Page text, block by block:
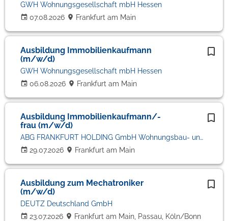
07.08.2026
GWH Wohnungsgesellschaft mbH Hessen
Frankfurt am Main
Ausbildung Immobilienkaufmann
(m/w/d)
06.08.2026
GWH Wohnungsgesellschaft mbH Hessen
Frankfurt am Main
Ausbildung Immobilienkaufmann/-
frau (m/w/d)
29.07.2026
ABG FRANKFURT HOLDING GmbH Wohnungsbau- und Beteiligungsgesellschaft mbH
Frankfurt am Main
Ausbildung zum Mechatroniker
(m/w/d)
23.07.2026
DEUTZ Deutschland GmbH
Frankfurt am Main, Passau, Köln/Bonn